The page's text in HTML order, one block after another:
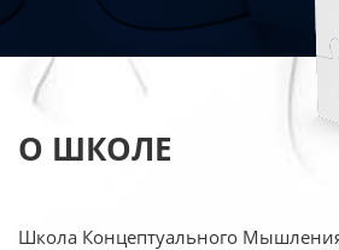
О ШКОЛЕ
Школа Концептуального